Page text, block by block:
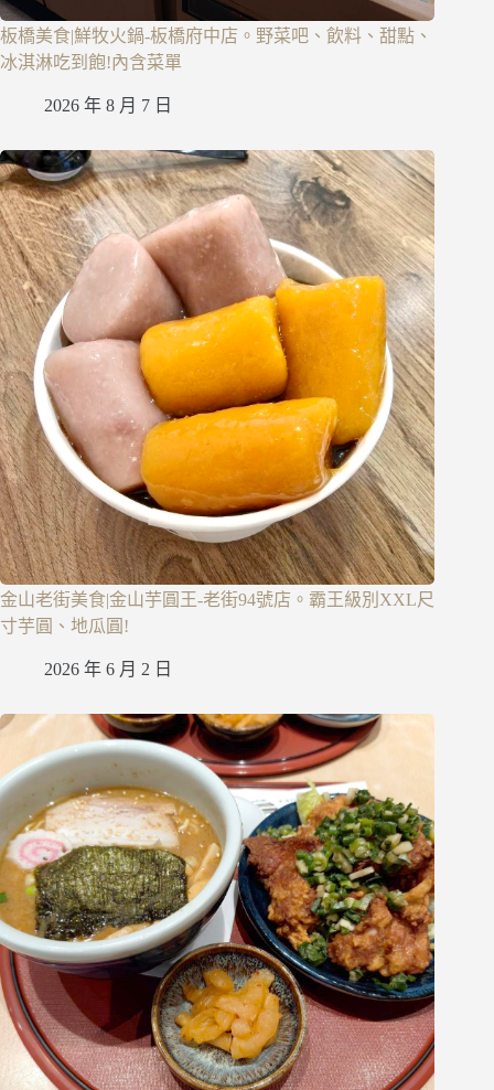
板橋美食|鮮牧火鍋-板橋府中店。野菜吧、飲料、甜點、
冰淇淋吃到飽!內含菜單
2026 年 8 月 7 日
金山老街美食|金山芋圓王-老街94號店。霸王級別XXL尺
寸芋圓、地瓜圓!
2026 年 6 月 2 日